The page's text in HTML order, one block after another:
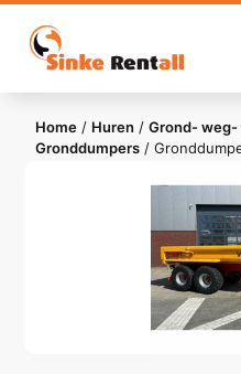
Home / Huren /Grond-
Gronddumpers /